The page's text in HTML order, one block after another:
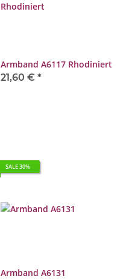
Armband A6117 Rhodiniert
21,60 € *
SALE 30%
Armband A6131